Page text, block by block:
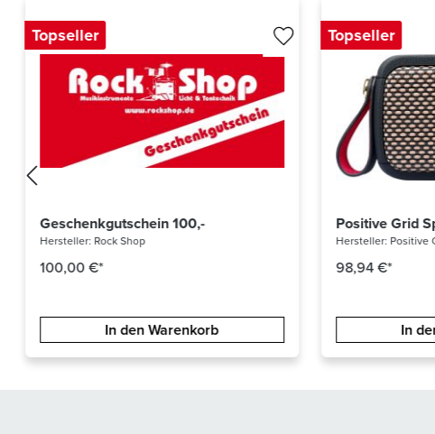
Topseller
Positive Grid Spark Go BK
Hersteller: Positive Grid
98,94 €*
In den Warenkorb
Topseller
Bose S1 PRO+
Hersteller: Bose
639,00 €*
In